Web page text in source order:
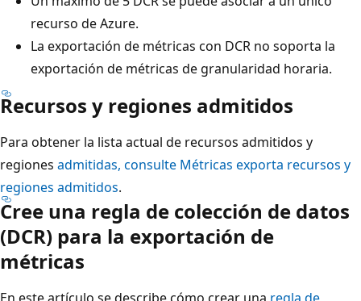
recurso de Azure.
La exportación de métricas con DCR no soporta la
exportación de métricas de granularidad horaria.
Recursos y regiones admitidos
Para obtener la lista actual de recursos admitidos y
regiones admitidas, consulte Métricas exporta recursos y
regiones admitidos.
Cree una regla de colección de datos
(DCR) para la exportación de
métricas
En este artículo se describe cómo crear una regla de